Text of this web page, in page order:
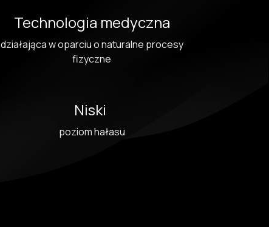
Technologia medyczna
działająca w oparciu o naturalne procesy
fizyczne
Niski
poziom hałasu